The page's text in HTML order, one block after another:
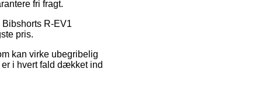
fri fragt.
R-EV1
pris.
kan virke ubegribelig
i hvert fald dækket ind